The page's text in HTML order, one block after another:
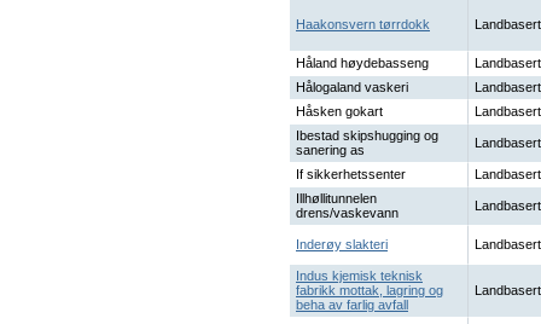
Haakonsvern tørrdokk Landbasert
Håland høydebasseng
Landbasert
Hålogaland vaskeri
Landbasert
Håsken gokart
Landbasert
Ibestad skipshugging og
sanering as
Landbasert
If sikkerhetssenter
Landbasert
Illhøllitunnelen
drens/vaskevann
Landbasert
Inderøy slakteri Landbasert
Indus kjemisk teknisk
fabrikk mottak, lagring og
beha av farlig avfall
Landbasert